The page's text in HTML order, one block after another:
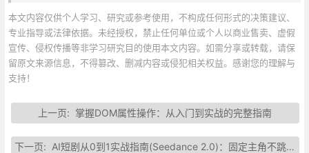
本文内容仅供个人学习、研究或参考使用，不构成任何形式的决策建议、
专业指导或法律依据。未经授权，禁止任何单位或个人以商业售卖、虚假
宣传、侵权传播等非学习研究目的使用本文内容。如需分享或转载，请保
留原文来源信息，不得篡改、删减内容或侵犯相关权益。感谢您的理解与
支持！
上一页: 掌握DOM属性操作：从入门到实战的完整指南
下一页: AI短剧从0到1实战指南(Seedance 2.0)：固定主角不跳脸，1小时出一集竖屏爽剧